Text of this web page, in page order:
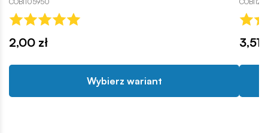
2,00 zł
Wybierz wariant
3,51